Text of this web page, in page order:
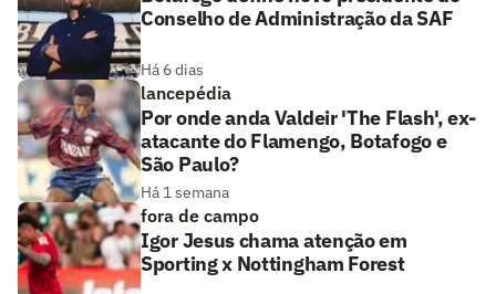
Conselho de Administração da SAF
Há 6 dias
lancepédia
Por onde anda Valdeir 'The Flash', ex-
atacante do Flamengo, Botafogo e
São Paulo?
Há 1 semana
fora de campo
Igor Jesus chama atenção em
Sporting x Nottingham Forest